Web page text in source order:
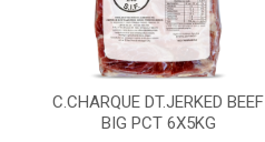
C.CHARQUE DT.JERKED BEEF
BIG PCT 6X5KG